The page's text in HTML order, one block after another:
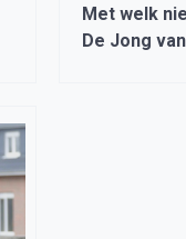
Met welk
De Jong